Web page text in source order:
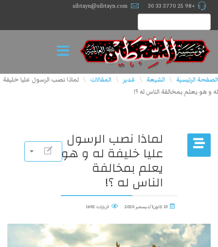
+98 25 3770 33 30
sibtayn@sibtayn.com
الصفحة الرئيسية \ الشيعة \ غدير \ المقالات \ لماذا نصب الرسول عليا خليفة
له و هو يعلم بمخالفة الناس له ؟!
لماذا نصب الرسول
عليا خليفة له و هو
يعلم بمخالفة
الناس له ؟!
13 كانون1/ديسمبر 2020 الزيارات: 1692